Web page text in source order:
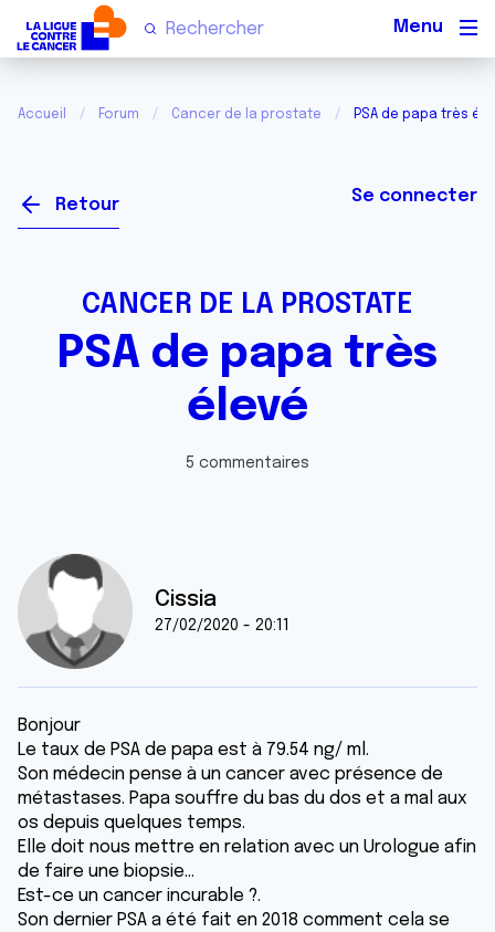
Accueil Forum Cancer de la prostate PSA de papa très
Retour Se connecter
CANCER DE LA PROSTATE
PSA de papa très
élevé
5 commentaires
Cissia
27/02/2020 - 20:11
Bonjour
Le taux de PSA de papa est à 79.54 ng/ ml.
Son médecin pense à un cancer avec présence de
métastases. Papa souffre du bas du dos et a mal aux
os depuis quelques temps.
Elle doit nous mettre en relation avec un Urologue afin
de faire une biopsie...
Est-ce un cancer incurable ?.
Son dernier PSA a été fait en 2018 comment cela se